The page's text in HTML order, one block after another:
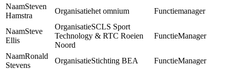
Steven
Hamstra
het omnium manager
Steve
Ellis
SCLS Sport
Technology & RTC Roeien
Noord
Manager
Ronald
Stevens
Stichting BEA
Manager